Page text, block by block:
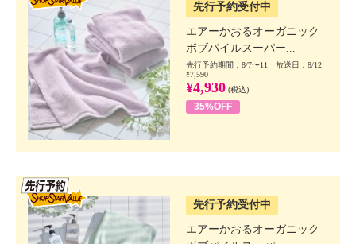
先行予約受付中
エアーかおるオーガニック
ボブパイルスーパー...
先行予約期間：8/7〜11 放送日：8/12
¥7,590
¥4,930 (税込)
35%OFF
先行予約受付中
エアーかおるオーガニック